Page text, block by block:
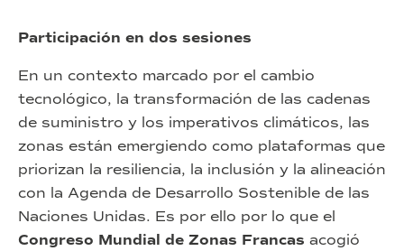
Participación en dos sesiones
En un contexto marcado por el cambio
tecnológico, la transformación de las cadenas
de suministro y los imperativos climáticos, las
zonas están emergiendo como plataformas que
priorizan la resiliencia, la inclusión y la alineación
con la Agenda de Desarrollo Sostenible de las
Naciones Unidas. Es por ello por lo que el
Congreso Mundial de Zonas Francas acogió